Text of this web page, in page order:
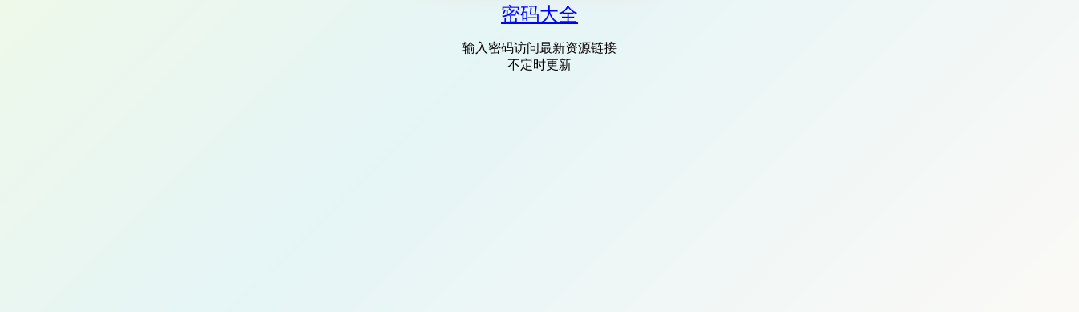
密码大全
输入密码访问最新资源链接
不定时更新